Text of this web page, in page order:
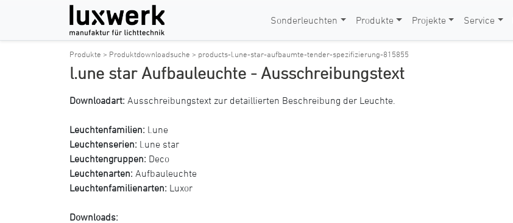
Sonderleuchten Produkte Projekte Service
Produkte > Produktdownloadsuche > products-l.une-star-aufbaumte-tender-spezifizierung-815855
l.une star Aufbauleuchte - Ausschreibungstext
Downloadart: Ausschreibungstext zur detaillierten Beschreibung der Leuchte.
Leuchtenfamilien: l.une
Leuchtenserien: l.une star
Leuchtengruppen: Deco
Leuchtenarten: Aufbauleuchte
Leuchtenfamilienarten: Luxor
Downloads: